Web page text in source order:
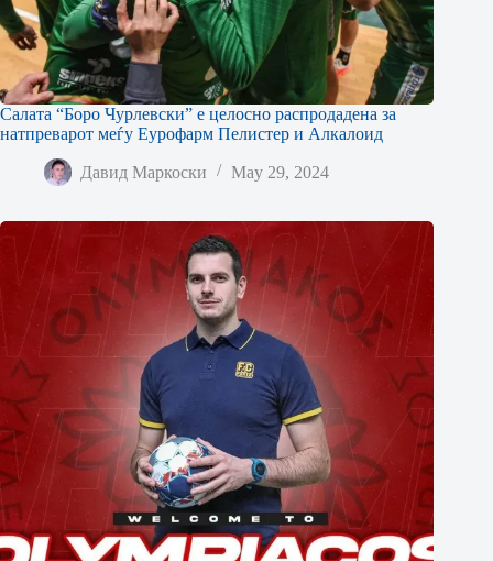
Салата “Боро Чурлевски” е целосно распродадена за
натпреварот меѓу Еурофарм Пелистер и Алкалоид
Давид Маркоски May 29, 2024